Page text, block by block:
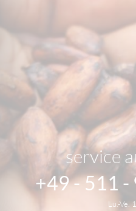
service
+49 - 511
Lu.-Ve.